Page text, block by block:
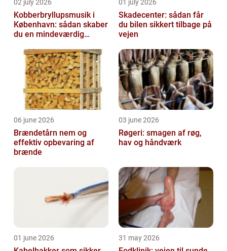
02 july 2026
Kobberbryllupsmusik i
København: sådan skaber
du en mindeværdig
01 july 2026
Skadecenter: sådan får
du bilen sikkert tilbage på
vejen
06 june 2026
Brændetårn nem og
effektiv opbevaring af
brænde
03 june 2026
Røgeri: smagen af røg,
hav og håndværk
01 june 2026 31 may 2026